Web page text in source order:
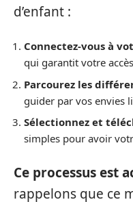
d’enfant :
Connectez-vous à
qui garantit votre
Parcourez les
guider par vos envies
Sélectionnez et
simples pour avoir
Ce processus est
rappelons que ce